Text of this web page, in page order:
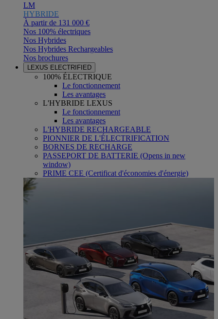
LM
HYBRIDE
À partir de 131 000 €
Nos 100% électriques
Nos Hybrides
Nos Hybrides Rechargeables
Nos brochures
LEXUS ELECTRIFIED
100% ÉLECTRIQUE
Le fonctionnement
Les avantages
L'HYBRIDE LEXUS
Le fonctionnement
Les avantages
L'HYBRIDE RECHARGEABLE
PIONNIER DE L'ÉLECTRIFICATION
BORNES DE RECHARGE
PASSEPORT DE BATTERIE (Opens in new
window)
PRIME CEE (Certificat d'économies d'énergie)